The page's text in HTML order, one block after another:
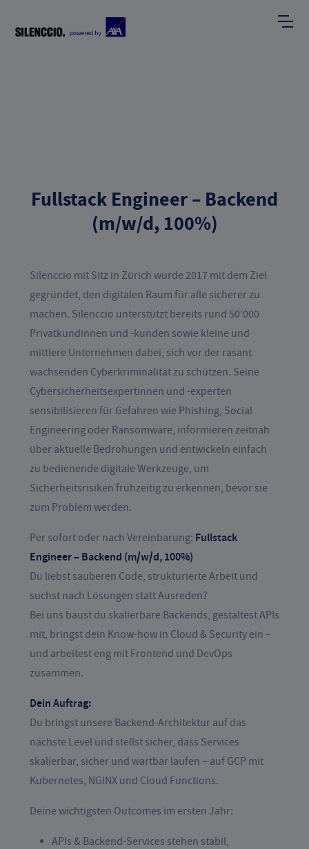
Fullstack Engineer – Backend
(m/w/d, 100%)
Silenccio mit Sitz in Zürich wurde 2017 mit dem Ziel
gegründet, den digitalen Raum für alle sicherer zu
machen. Silenccio unterstützt bereits rund 50’000
Privatkundinnen und -kunden sowie kleine und
mittlere Unternehmen dabei, sich vor der rasant
wachsenden Cyberkriminalität zu schützen. Seine
Cybersicherheitsexpertinnen und -experten
sensibilisieren für Gefahren wie Phishing, Social
Engineering oder Ransomware, informieren zeitnah
über aktuelle Bedrohungen und entwickeln einfach
zu bedienende digitale Werkzeuge, um
Sicherheitsrisiken frühzeitig zu erkennen, bevor sie
zum Problem werden.
Per sofort oder nach Vereinbarung: Fullstack
Engineer – Backend (m/w/d, 100%)
Du liebst sauberen Code, strukturierte Arbeit und
suchst nach Lösungen statt Ausreden?
Bei uns baust du skalierbare Backends, gestaltest APIs
mit, bringst dein Know-how in Cloud & Security ein –
und arbeitest eng mit Frontend und DevOps
zusammen.
Dein Auftrag:
Du bringst unsere Backend-Architektur auf das
nächste Level und stellst sicher, dass Services
skalierbar, sicher und wartbar laufen – auf GCP mit
Kubernetes, NGINX und Cloud Functions.
Deine wichtigsten Outcomes im ersten Jahr:
APIs & Backend-Services stehen stabil,